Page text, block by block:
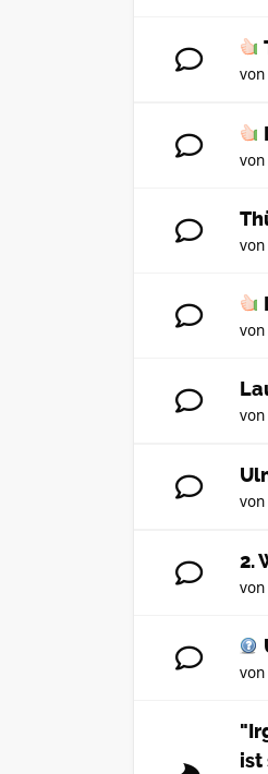
von
von
von
von
von
von
2.
von
von
ist